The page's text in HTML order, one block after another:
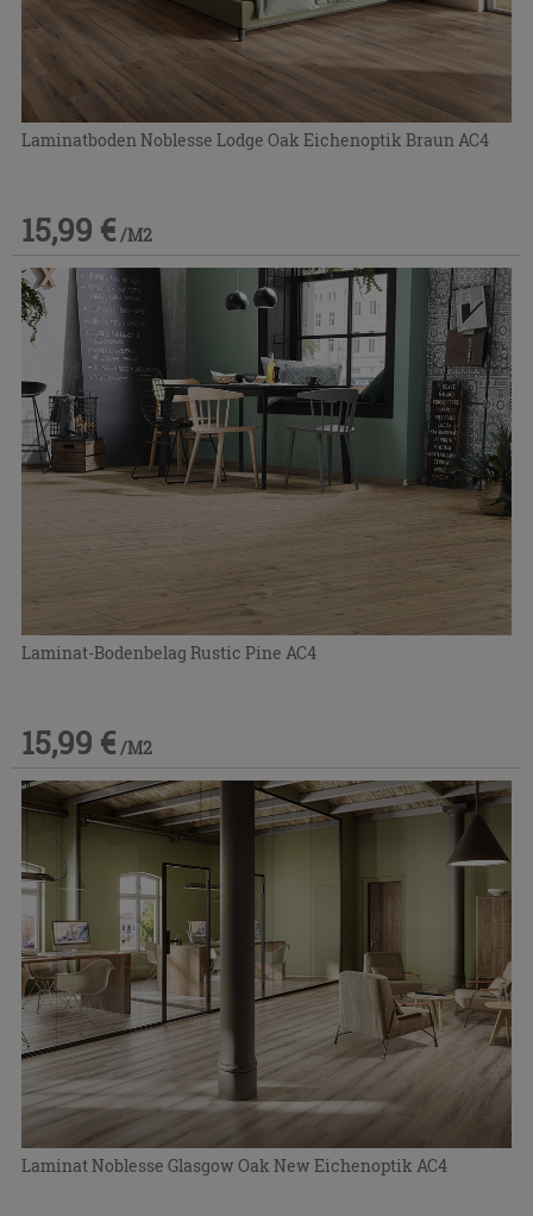
Laminatboden Noblesse Lodge Oak Eichenoptik Braun AC4
15,99 € /M2
Laminat-Bodenbelag Rustic Pine AC4
15,99 € /M2
Laminat Noblesse Glasgow Oak New Eichenoptik AC4